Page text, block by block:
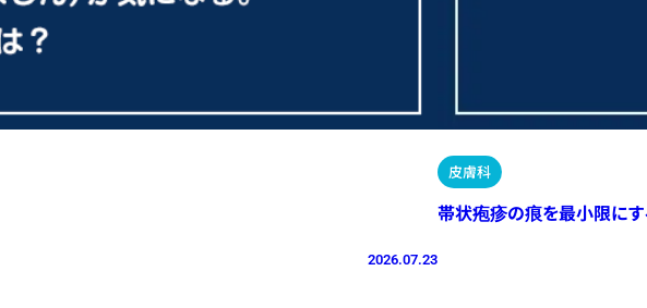
2026.07.23
皮膚科
帯状疱疹の痕を最小限にす